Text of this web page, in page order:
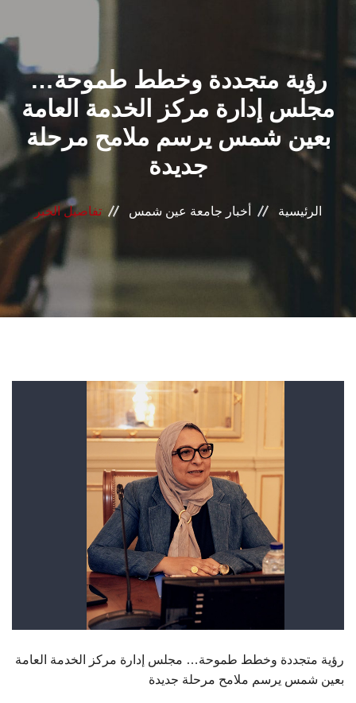
القطاعـات
الشئون الأكاديمية
البحث العلمي
الرعاية الصحية
المراكز والوحدات
الأنظمة الذكية
الإعلام
الطلاب
رؤية متجددة وخطط طموحة…
مجلس إدارة مركز الخدمة العامة
بعين شمس يرسم ملامح مرحلة
جديدة
الرئيسية أخبار جامعة عين شمس تفاصيل الخبر
رؤية متجددة وخطط طموحة… مجلس إدارة مركز الخدمة العامة
بعين شمس يرسم ملامح مرحلة جديدة